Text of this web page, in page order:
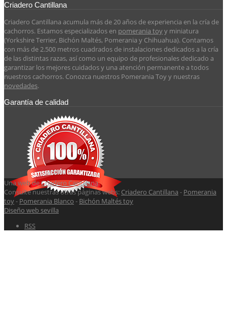
Criadero Cantillana
Criadero Cantillana acumula más de 20 años de experiencia en la cría de
cachorros. Estamos especializados en pomerania toyy miniatura
(Yorkshire Terrier, Bichón Maltés, Pomerania y Chihuahua). Contamos
con más de 2.500 metros cuadrados de instalaciones dedicados a la cría
de las distintas razas, así como un equipo de profesionales dedicado a
garantizar los mejores cuidados y una atención permanente a todos
nuestros cachorros. Conozca nuestros Pomerania Toy y nuestras
novedades.
Garantía de calidad
Una web deCriadero Cantillana.
Consulte nuestras otras páginas webs: Criadero Cantillana - Pomerania
toy- Pomerania Blanco - Bichón Maltés toy
Diseño web sevilla
RSS